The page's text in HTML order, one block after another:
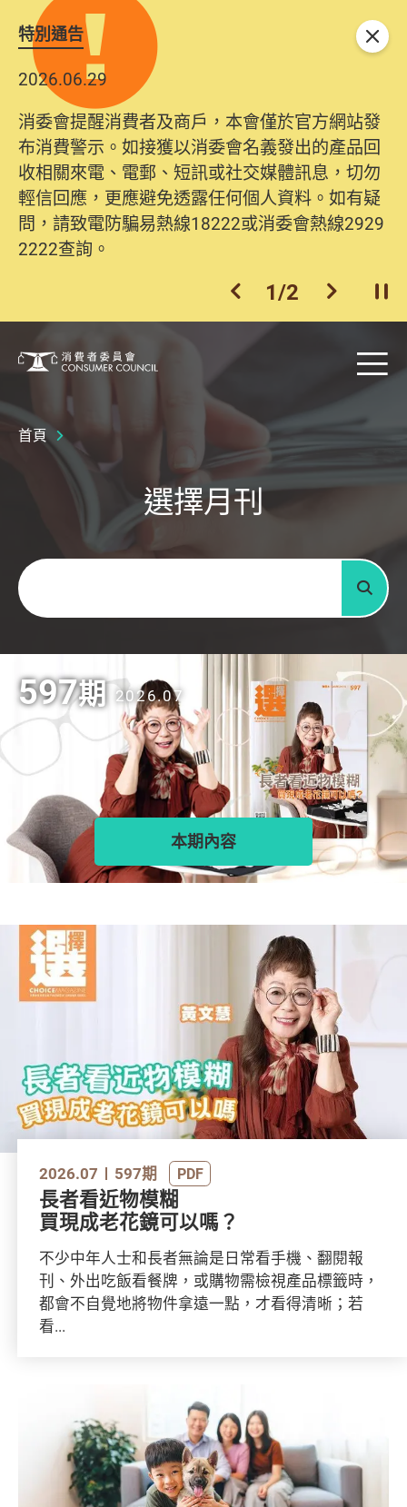
特別通告
2026.06.29
消委會提醒消費者及商戶，本會僅於官方網站發
布消費警示。如接獲以消委會名義發出的產品回
收相關來電、電郵、短訊或社交媒體訊息，切勿
輕信回應，更應避免透露任何個人資料。如有疑
問，請致電防騙易熱線18222或消委會熱線2929
2222查詢。
上一個
1/2 下一個開
關閉
消費者委員會 目
首頁
選擇月刊
關鍵字
搜尋
597期 2026.07
本期內容
2026.07 597期 PDF
長者看近物模糊
買現成老花鏡可以嗎？
不少中年人士和長者無論是日常看手機、翻閱報
刊、外出吃飯看餐牌，或購物需檢視產品標籤時，
都會不自覺地將物件拿遠一點，才看得清晰；若
看...